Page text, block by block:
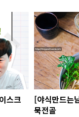
스크
[야식만드는
묵전골